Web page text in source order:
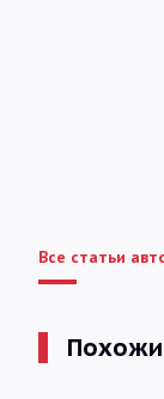
Все статьи